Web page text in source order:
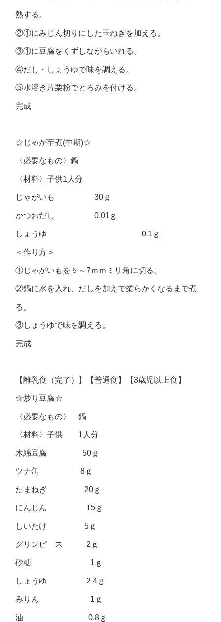
熱する。
②①にみじん切りにした玉ねぎを加える。
③①に豆腐をくずしながらいれる。
④だし・しょうゆで味を調える。
⑤水溶き片栗粉でとろみを付ける。
完成
☆じゃが芋煮(中期)☆
〈必要なもの〉鍋
〈材料〉子供1人分
じゃがいも 30ｇ
かつおだし 0.01ｇ
しょうゆ 0.1ｇ
＜作り方＞
①じゃがいもを５～7ｍｍミリ角に切る。
②鍋に水を入れ、だしを加えで柔らかくなるまで煮
る。
③しょうゆで味を調える。
完成
【離乳食（完了）】【普通食】【3歳児以上食】
☆炒り豆腐☆
〈必要なもの〉 鍋
〈材料〉子供 1人分
木綿豆腐 50ｇ
ツナ缶 8ｇ
たまねぎ 20ｇ
にんじん 15ｇ
しいたけ 5ｇ
グリンピース 2ｇ
砂糖 1ｇ
しょうゆ 2.4ｇ
みりん 1ｇ
油 0.8ｇ